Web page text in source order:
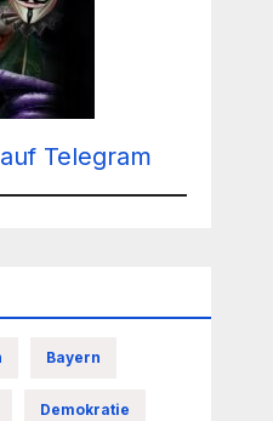
Telegram
Bayern
Demokratie